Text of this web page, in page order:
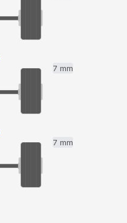
7 mm
7 mm